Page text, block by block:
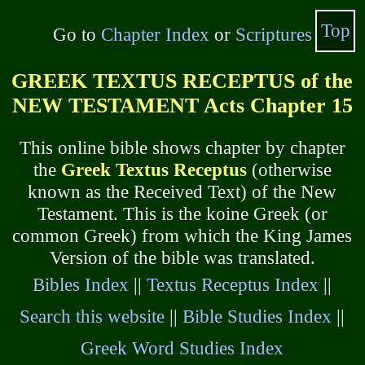
Go to Chapter Index or Scriptures
GREEK TEXTUS RECEPTUS of the
NEW TESTAMENT Acts Chapter 15
This online bible shows chapter by chapter
the Greek Textus Receptus(otherwise
known as the Received Text) of the New
Testament. This is the koine Greek (or
common Greek) from which the King James
Version of the bible was translated.
Bibles Index ||Textus Receptus Index ||
Search this website ||Bible Studies Index ||
Greek Word Studies Index
Top